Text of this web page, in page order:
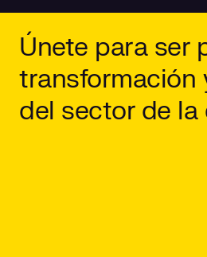
Únete para ser
transformación
del sector de la